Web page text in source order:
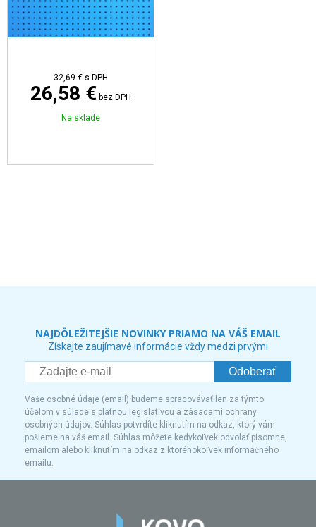
32,69 € s DPH
26,58 € bez DPH
Na sklade
NAJDÔLEŽITEJŠIE NOVINKY PRIAMO NA VÁŠ EMAIL
Získajte zaujímavé informácie vždy medzi prvými
Odoberať
Vaše osobné údaje (email) budeme spracovávať len za týmto
účelom v súlade s platnou legislatívou a zásadami ochrany
osobných údajov. Súhlas potvrdíte kliknutím na odkaz, ktorý vám
pošleme na váš email. Súhlas môžete kedykoľvek odvolať písomne,
emailom alebo kliknutím na odkaz z ktoréhokoľvek informačného
emailu.